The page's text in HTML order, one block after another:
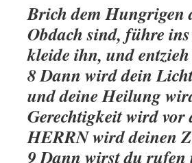
Brich dem Hungrigen
Obdach sind, führe
kleide ihn, und
8 Dann wird dein
und deine Heilung
Gerechtigkeit wird
HERRN wird deinen
9 Dann wirst du